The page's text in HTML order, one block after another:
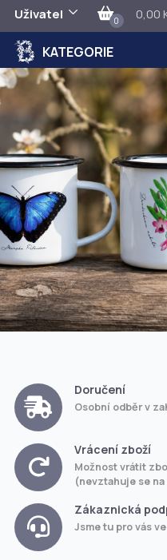
Uživatel 0 0,00
KATEGORIE
Doručení
Osobní odběr v
Vrácení zboží
Možnost vrátit
(nevztahuje se
Zákaznická
Jsme tu pro vás